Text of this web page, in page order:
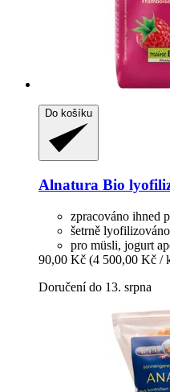
Do košíku
Alnatura Bio
zpracováno ihned
šetrně lyofilizováno
pro müsli, jogurt
90,00 Kč (4 500,00 Kč /
Doručení do 13. srpna